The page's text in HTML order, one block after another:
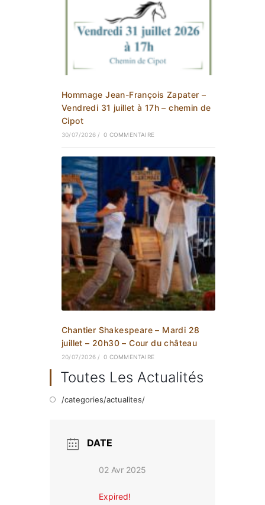
Hommage Jean-François Zapater –
Vendredi 31 juillet à 17h – chemin de
Cipot
30/07/2026 / 0 COMMENTAIRE
Chantier Shakespeare – Mardi 28
juillet – 20h30 – Cour du château
20/07/2026 / 0 COMMENTAIRE
Toutes Les Actualités
/categories/actualites/
DATE
02 Avr 2025
Expired!